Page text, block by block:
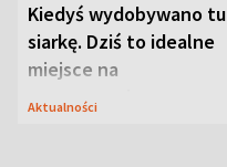
Kiedyś wydobywano tu
siarkę. Dziś to idealne
miejsce na
wypoczynek
Aktualności